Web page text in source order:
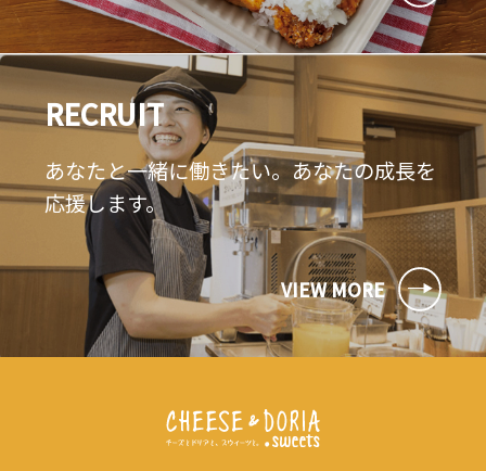
RECRUIT
あなたと一緒に働きたい。あなたの成長を
応援します。
VIEW MORE